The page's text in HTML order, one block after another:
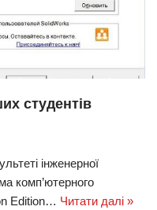
студентів
інженерної
комп’ютерного
Edition… Читати далі »